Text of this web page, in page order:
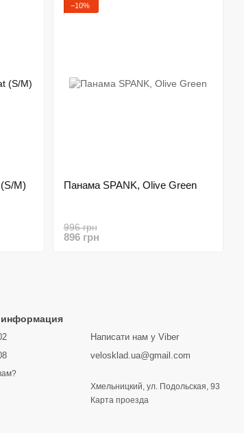
M)
−10%
Панама SPANK, Olive Green
996 грн
896 грн
информация
Написати нам у Viber
velosklad.ua@gmail.com
Хмельницкий, ул. Подольская, 93
Карта проезда